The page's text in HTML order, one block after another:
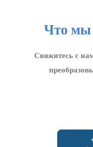
Что мы
Свяжитесь с